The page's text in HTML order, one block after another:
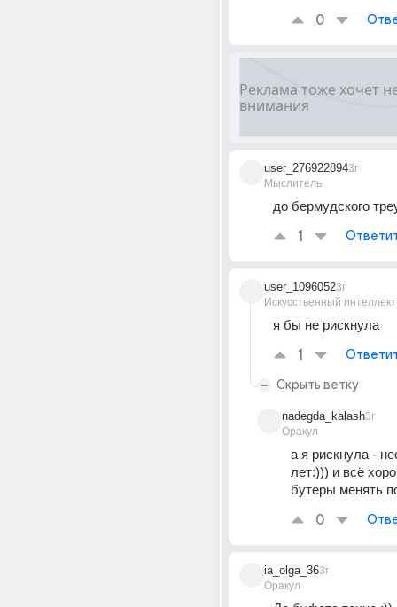
0
user_276922894
Мыслитель
3г
до бермудского
1
user_1096052
Искусственный интеллект
3г
я бы не рискнула
1
Скрыть ветку
nadegda_kalash
Оракул
3г
а я рискнула -
лет:))) и всё
бутеры менять
0
ia_olga_36
Оракул
3г